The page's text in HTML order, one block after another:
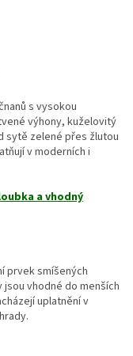
s vysokou
výhony, kuželovitý
sytě zelené přes žlutou
v moderních i
a vhodný
prvek smíšených
vhodné do menších
uplatnění v